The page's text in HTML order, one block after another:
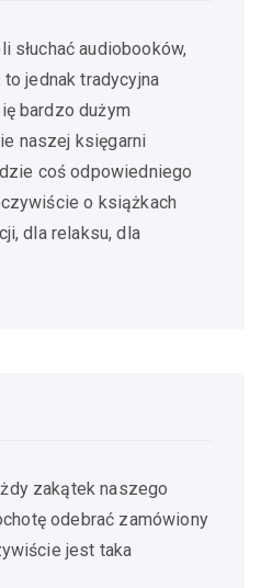
słuchać audiobooków,
jednak tradycyjna
bardzo dużym
naszej księgarni
coś odpowiedniego
o książkach
dla relaksu, dla
zakątek naszego
odebrać zamówiony
jest taka